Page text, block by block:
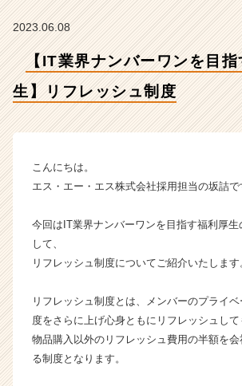
ス・
エ
ー・
社
タ
ム
ン】
|
ベ
2023.06.08
【IT業界ナンバーワンを目
生】リフレッシュ制度
こんにちは。
エス・エー・エス株式会社採用担当の坂詰で
今回はIT業界ナンバーワンを目指す福利厚生
して、
リフレッシュ制度についてご紹介いたします
リフレッシュ制度とは、メンバーのプライ
度をさらに上げ心身ともにリフレッシュして
物品購入以外のリフレッシュ費用の半額を
る制度となります。